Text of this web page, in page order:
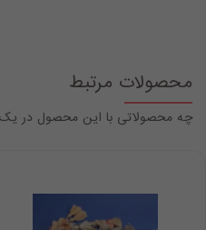
محصولات مرتبط
چه محصولاتی با این محصول در یک